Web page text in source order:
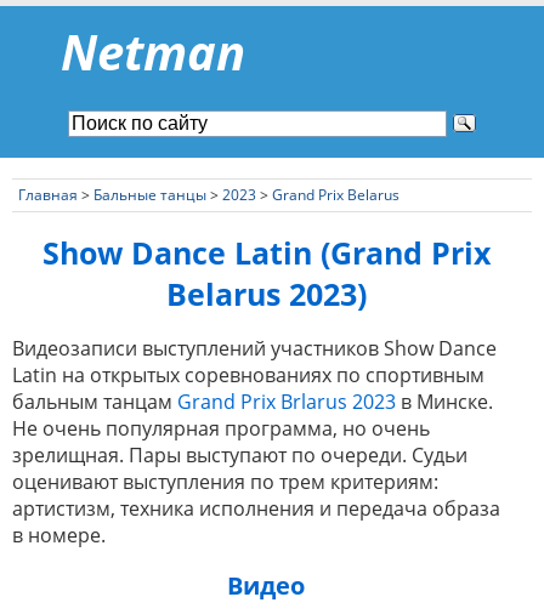
Netman
Главная > Бальные танцы>2023>Grand Prix Belarus
Show Dance Latin (Grand Prix
Belarus 2023)
Видеозаписи выступлений участников Show Dance
Latin на открытых соревнованиях по спортивным
бальным танцам Grand Prix Brlarus 2023 в Минске.
Не очень популярная программа, но очень
зрелищная. Пары выступают по очереди. Судьи
оценивают выступления по трем критериям:
артистизм, техника исполнения и передача образа
в номере.
Видео